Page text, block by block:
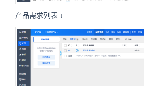
产品需求列表 ↓